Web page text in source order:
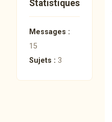
Statistiques
Messages :
15
Sujets : 3